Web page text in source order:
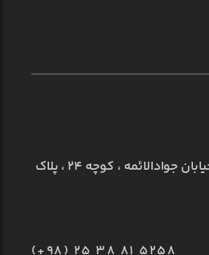
استان قم ، شهر قم ، خیابان جوادالائمه ، کوچه ۲۴ ، پلاک